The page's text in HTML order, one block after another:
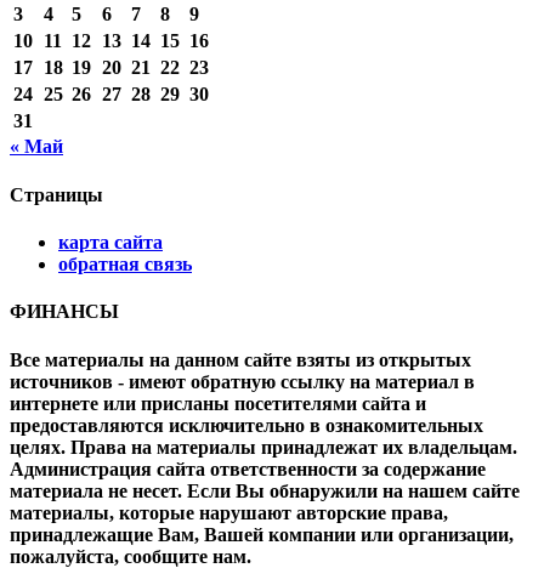
3
4 5 6 7 8
9
10 11 12 13 14 15 16
17 18 19 20 21 22 23
24 25 26 27 28 29 30
31
« Май
Страницы
карта сайта
обратная связь
ФИНАНСЫ
Все материалы на данном сайте взяты из открытых
источников - имеют обратную ссылку на материал в
интернете или присланы посетителями сайта и
предоставляются исключительно в ознакомительных
целях. Права на материалы принадлежат их владельцам.
Администрация сайта ответственности за содержание
материала не несет. Если Вы обнаружили на нашем сайте
материалы, которые нарушают авторские права,
принадлежащие Вам, Вашей компании или организации,
пожалуйста, сообщите нам.